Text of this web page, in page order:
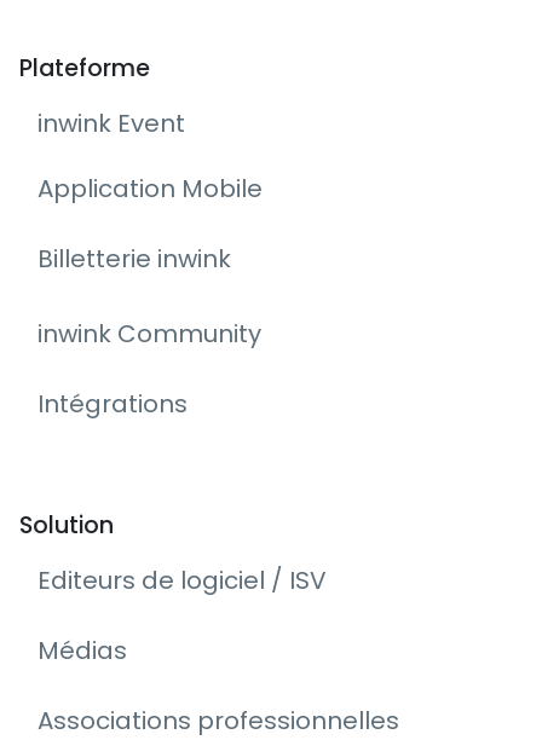
Plateforme
inwink Event
Application Mobile
Billetterie inwink
inwink Community
Intégrations
Solution
Editeurs de logiciel / ISV
Médias
Associations professionnelles